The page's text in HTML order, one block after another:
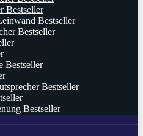
Bestseller
Bestseller
Bestseller
Bestseller
Bestseller
Bestseller